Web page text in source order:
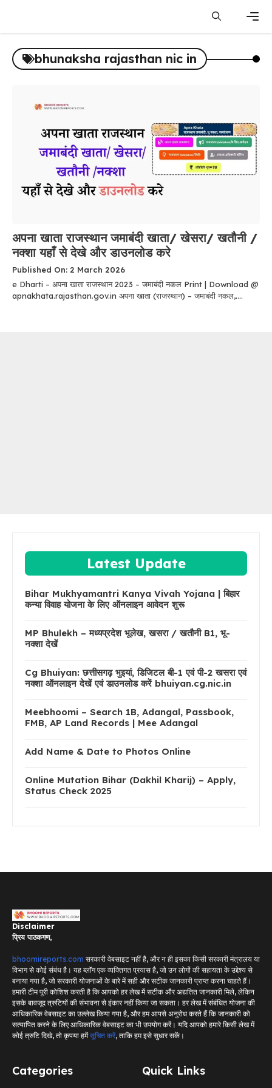
content
bhunaksha rajasthan nic in
अपना खाता राजस्थान जमाबंदी खाता/ खेसरा/ खतौनी /
नक्शा यहाँ से देखे और डाउनलोड करे
Published On: 2 March 2026
e Dharti – अपना खाता राजस्थान 2023 – जमाबंदी नकल Print | Download @
apnakhata.rajasthan.gov.in अपना खाता (राजस्थान) – जमाबंदी नकल,....
Latest Update
Bihar Mukhyamantri Kanya Vivah Yojana | बिहार
कन्या विवाह योजना के लिए ऑनलाइन आवेदन शुरू
MP Bhulekh – मध्यप्रदेश भूलेख, खसरा / खतौनी B1, भू-
नक्शा देखें
Cg Bhuiyan: छत्तीसगढ़ भुइयां, डिजिटल बी-1 एवं पी-2 खसरा एवं
नक्शा ऑनलाइन देखें एवं डाउनलोड करें bhuiyan.cg.nic.in
Meebhoomi – Search 1B, Adangal, Passbook,
FMB, AP Land Records | Mee Adangal
Add Name & Date to Photos Online
Online Mutation Bihar (Dakhil Kharij) – Apply,
Status Check 2025
Disclaimer
प्रिय पाठकगण,
bhoomireports.com सरकारी वेबसाइट नहीं है, और न ही इसका किसी सरकारी मंत्रालय या
विभाग से कोई संबंध है। यह ब्लॉग एक व्यक्तिगत प्रयास है, जो उन लोगों की सहायता के उद्देश्य से
बनाया गया है, जो सरकारी योजनाओं के बारे में सही और सटीक जानकारी प्राप्त करना चाहते हैं।
हमारी टीम पूरी कोशिश करती है कि आपको हर लेख में सटीक और अद्यतित जानकारी मिले, लेकिन
इसके बावजूद त्रुटियों की संभावना से इंकार नहीं किया जा सकता। हर लेख में संबंधित योजना की
आधिकारिक वेबसाइट का उल्लेख किया गया है, और हम आपसे अनुरोध करते हैं कि जानकारी को
सत्यापित करने के लिए आधिकारिक वेबसाइट का भी उपयोग करें। यदि आपको हमारे किसी लेख में
कोई त्रुटि दिखे, तो कृपया हमेंसूचित करें, ताकि हम इसे सुधार सकें।
Categories Quick Links